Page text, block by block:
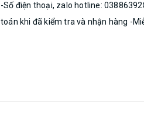
-Số điện thoại, zalo hotline:
toán khi đã kiểm tra và nhận hàng -